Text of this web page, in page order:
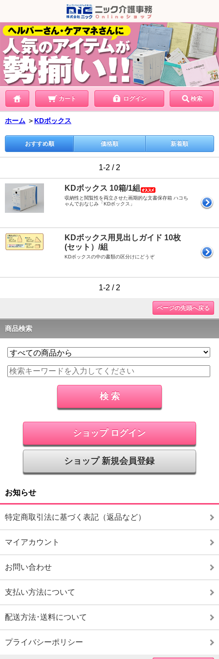
カート ログイン 検索
ホーム ＞ KDボックス
おすすめ順 価格順 新着順
1-2 / 2
KDボックス 10箱/1組
収納性と閲覧性を両立させた画期的な文書保存箱 ハコち
ゃんでおなじみ「KDボックス」
KDボックス用見出しガイド 10枚
(セット）/組
KDボックスの中の書類の区分けにどうぞ
1-2 / 2
ページの先頭へ戻る
商品検索
ショップ ログイン
ショップ 新規会員登録
お知らせ
特定商取引法に基づく表記（返品など）
マイアカウント
お問い合わせ
支払い方法について
配送方法･送料について
プライバシーポリシー